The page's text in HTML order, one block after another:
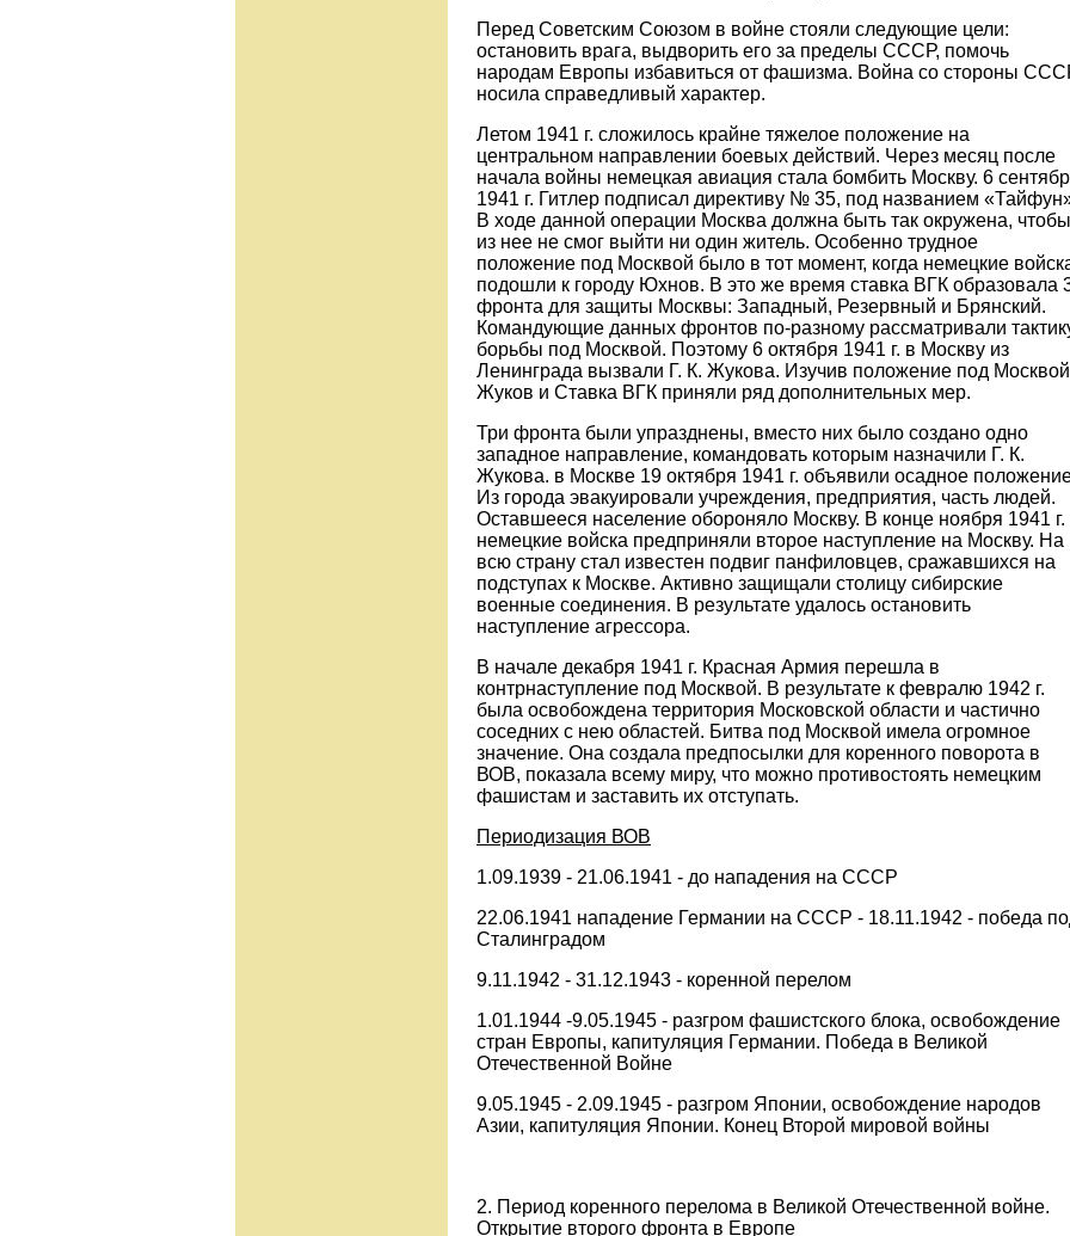
Перед Советским Союзом в войне стояли следующие цели:
остановить врага, выдворить его за пределы СССР, помочь
народам Европы избавиться от фашизма. Война со стороны
носила справедливый характер.
Летом 1941 г. сложилось крайне тяжелое положение на
центральном направлении боевых действий. Через месяц после
начала войны немецкая авиация стала бомбить Москву. 6
1941 г. Гитлер подписал директиву № 35, под названием
В ходе данной операции Москва должна быть так окружена, чтобы
из нее не смог выйти ни один житель. Особенно трудное
положение под Москвой было в тот момент, когда немецкие
подошли к городу Юхнов. В это же время ставка ВГК образовала
фронта для защиты Москвы: Западный, Резервный и Брянский.
Командующие данных фронтов по-разному рассматривали
борьбы под Москвой. Поэтому 6 октября 1941 г. в Москву из
Ленинграда вызвали Г. К. Жукова. Изучив положение под
Жуков и Ставка ВГК приняли ряд дополнительных мер.
Три фронта были упразднены, вместо них было создано одно
западное направление, командовать которым назначили Г. К.
Жукова. в Москве 19 октября 1941 г. объявили осадное
Из города эвакуировали учреждения, предприятия, часть людей.
Оставшееся население обороняло Москву. В конце ноября 1941 г.
немецкие войска предприняли второе наступление на Москву. На
всю страну стал известен подвиг панфиловцев, сражавшихся на
подступах к Москве. Активно защищали столицу сибирские
военные соединения. В результате удалось остановить
наступление агрессора.
В начале декабря 1941 г. Красная Армия перешла в
контрнаступление под Москвой. В результате к февралю 1942 г.
была освобождена территория Московской области и частично
соседних с нею областей. Битва под Москвой имела огромное
значение. Она создала предпосылки для коренного поворота в
ВОВ, показала всему миру, что можно противостоять немецким
фашистам и заставить их отступать.
Периодизация ВОВ
1.09.1939 - 21.06.1941 - до нападения на СССР
22.06.1941 нападение Германии на СССР - 18.11.1942 - победа
Сталинградом
9.11.1942 - 31.12.1943 - коренной перелом
1.01.1944 -9.05.1945 - разгром фашистского блока, освобождение
стран Европы, капитуляция Германии. Победа в Великой
Отечественной Войне
9.05.1945 - 2.09.1945 - разгром Японии, освобождение народов
Азии, капитуляция Японии. Конец Второй мировой войны
2. Период коренного перелома в Великой Отечественной войне.
Открытие второго фронта в Европе